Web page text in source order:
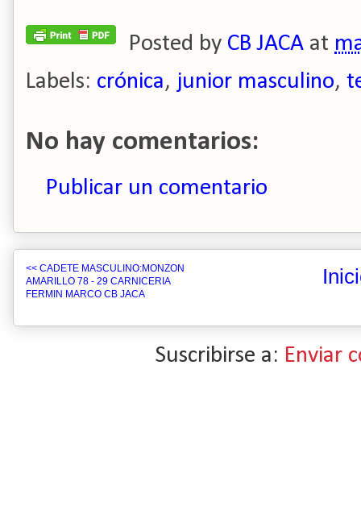
Posted by CB JACA at
Labels: crónica, junior masculino,
No hay comentarios:
Publicar un comentario
<< CADETE MASCULINO:MONZON
AMARILLO 78 - 29 CARNICERIA
FERMIN MARCO CB JACA
Suscribirse a: Enviar